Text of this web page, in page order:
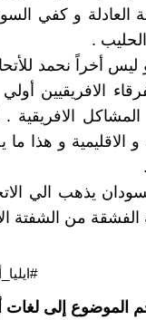
العادلة و كفي
.
ليس أخراً نحمد
الافريقيين
الافريقية
و الاقليمية و
يذهب الي
من الشفتة
الموضوع إلى